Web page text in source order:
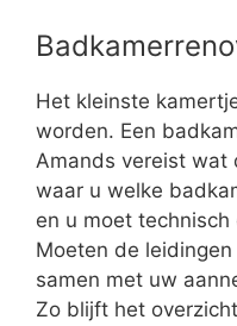
Het kleinste
worden. Een
Amands vereist wat
waar u welke
en u moet
Moeten de
samen met uw
Zo blijft het